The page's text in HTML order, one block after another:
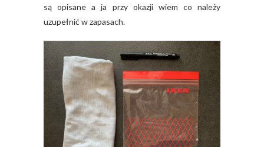
są opisane a ja przy okazji wiem co należy
uzupełnić w zapasach.